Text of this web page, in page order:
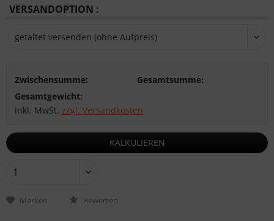
VERSANDOPTION :
Zwischensumme:
Gesamtsumme:
Gesamtgewicht:
inkl. MwSt. zzgl. Versandkosten
KALKULIEREN
Merken Bewerten